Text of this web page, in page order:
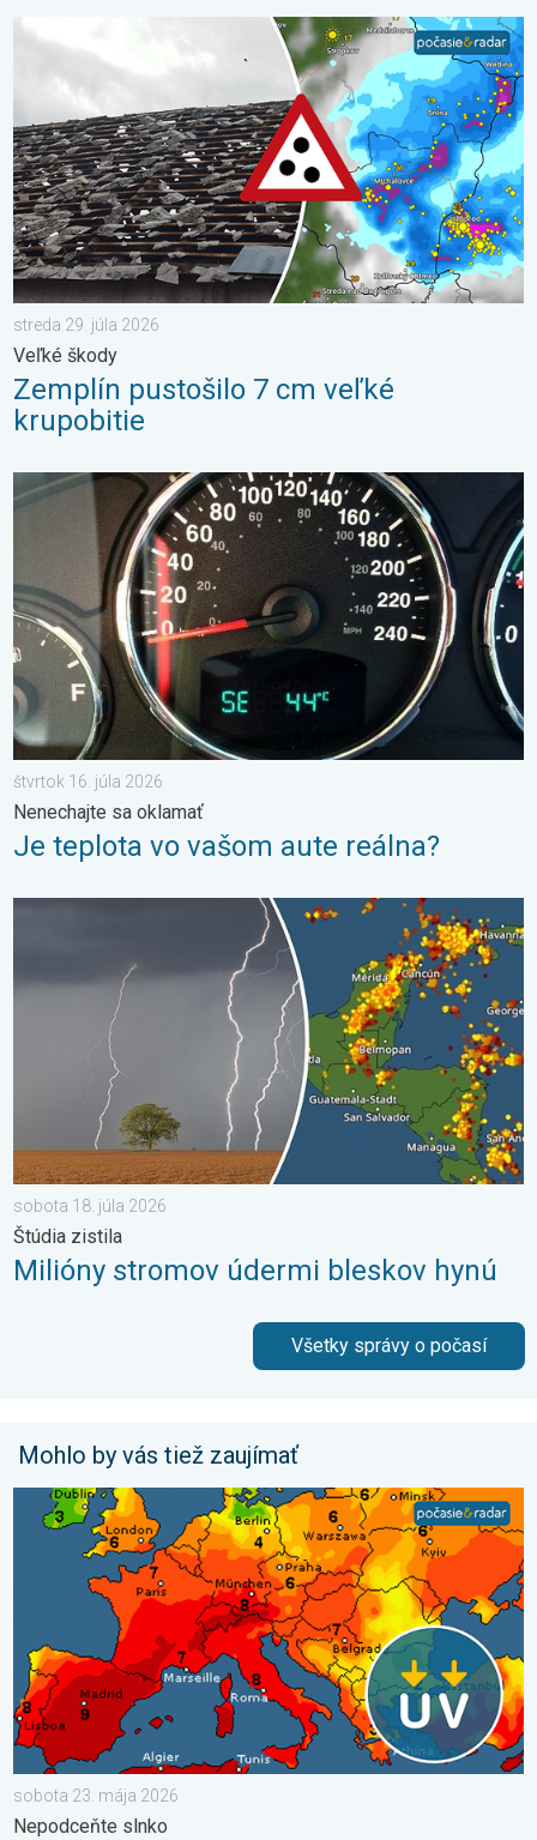
Zemplín pustošilo 7 cm veľké krupobitie. Veľké škody. . .
streda 29. júla 2026
Veľké škody
Zemplín pustošilo 7 cm veľké
krupobitie
Je teplota vo vašom aute reálna?. Nenechajte sa oklamať. . .
štvrtok 16. júla 2026
Nenechajte sa oklamať
Je teplota vo vašom aute reálna?
Milióny stromov údermi bleskov hynú. Štúdia zistila. . . sobota
sobota 18. júla 2026
Štúdia zistila
Milióny stromov údermi bleskov hynú
Všetky správy o počasí
Mohlo by vás tiež zaujímať
UV index stúpa už poriadne vysoko. Nepodceňte slnko. . .
sobota 23. mája 2026
Nepodceňte slnko